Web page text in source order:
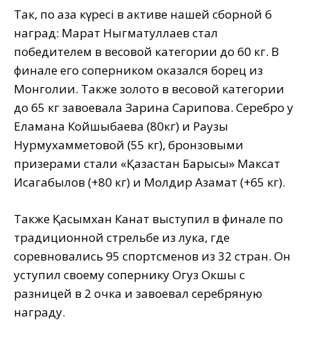
Так, по қазақ күресі в активе нашей сборной 6
наград: Марат Ныгматуллаев стал
победителем в весовой категории до 60 кг. В
финале его соперником оказался борец из
Монголии. Также золото в весовой категории
до 65 кг завоевала Зарина Сарипова. Серебро у
Еламана Койшыбаева (80кг) и Раузы
Нурмухамметовой (55 кг), бронзовыми
призерами стали «Қазақстан Барысы» Максат
Исагабылов (+80 кг) и Молдир Азамат (+65 кг).
Также Қасымхан Канат выступил в финале по
традиционной стрельбе из лука, где
соревновались 95 спортсменов из 32 стран. Он
уступил своему сопернику Огуз Окшы с
разницей в 2 очка и завоевал серебряную
награду.